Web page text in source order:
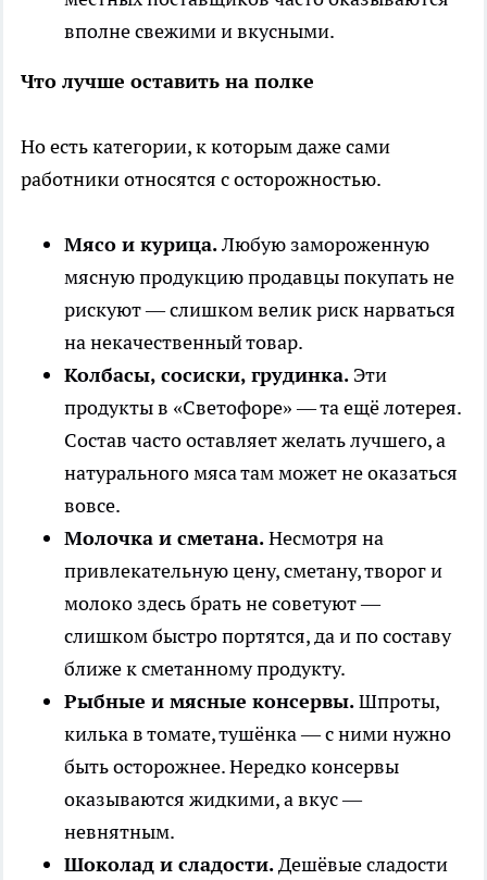
вполне свежими и вкусными.
Что лучше оставить на полке
Но есть категории, к которым даже сами
работники относятся с осторожностью.
Мясо и курица.Любую замороженную
мясную продукцию продавцы покупать не
рискуют — слишком велик риск нарваться
на некачественный товар.
Колбасы, сосиски, грудинка. Эти
продукты в «Светофоре» — та ещё лотерея.
Состав часто оставляет желать лучшего, а
натурального мяса там может не оказаться
вовсе.
Молочка и сметана.Несмотря на
привлекательную цену, сметану, творог и
молоко здесь брать не советуют —
слишком быстро портятся, да и по составу
ближе к сметанному продукту.
Рыбные и мясные консервы.Шпроты,
килька в томате, тушёнка — с ними нужно
быть осторожнее. Нередко консервы
оказываются жидкими, а вкус —
невнятным.
Шоколад и сладости.Дешёвые сладости